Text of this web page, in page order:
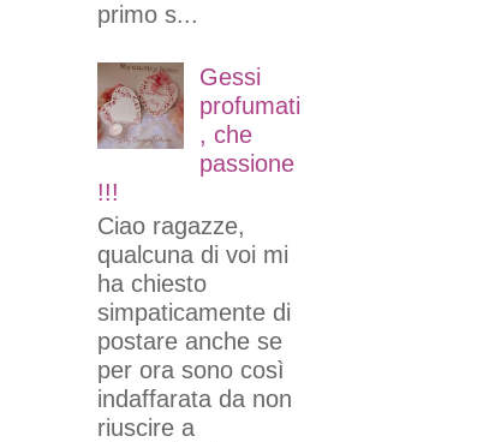
primo s...
Gessi
profumati
, che
passione
!!!
Ciao ragazze,
qualcuna di voi mi
ha chiesto
simpaticamente di
postare anche se
per ora sono così
indaffarata da non
riuscire a